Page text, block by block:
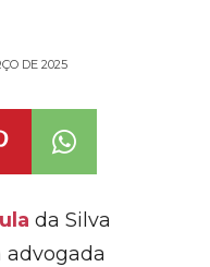
DE 2025
da Silva
advogada